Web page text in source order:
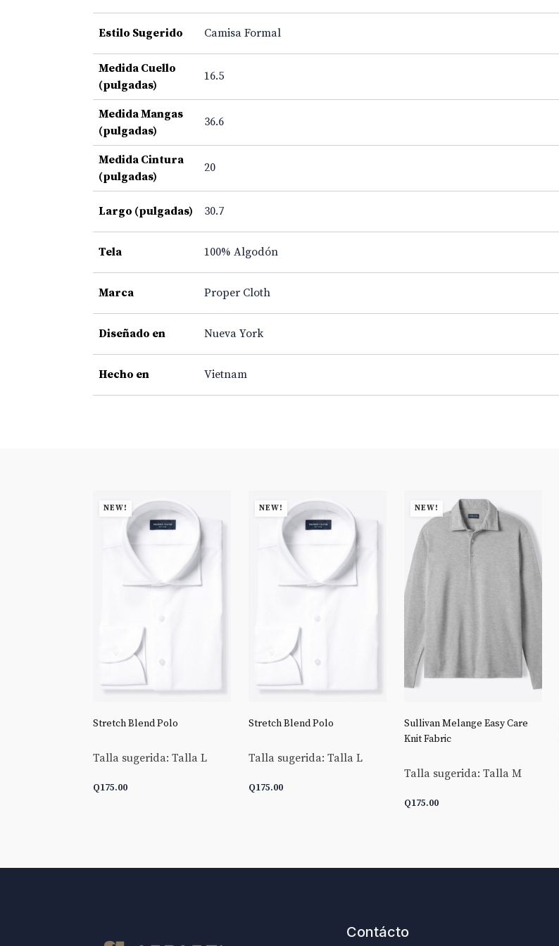
Estilo Sugerido Camisa Formal
Medida Cuello
(pulgadas)
16.5
Medida Mangas
(pulgadas)
36.6
Medida Cintura
(pulgadas)
20
Largo (pulgadas) 30.7
Tela 100% Algodón
Marca Proper Cloth
Diseñado en Nueva York
Hecho en Vietnam
NEW!
Stretch Blend Polo
Talla sugerida: Talla L
Q175.00
NEW!
Stretch Blend Polo
Talla sugerida: Talla L
Q175.00
NEW!
Sullivan Melange Easy Care
Knit Fabric
Talla sugerida: Talla M
Q175.00
Contácto